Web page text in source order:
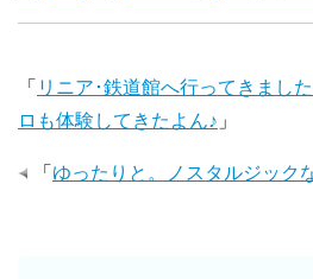
「 リニア･鉄道館へ行ってきまし
ロも体験してきたよん♪ 」
「 ゆったりと。ノスタルジック